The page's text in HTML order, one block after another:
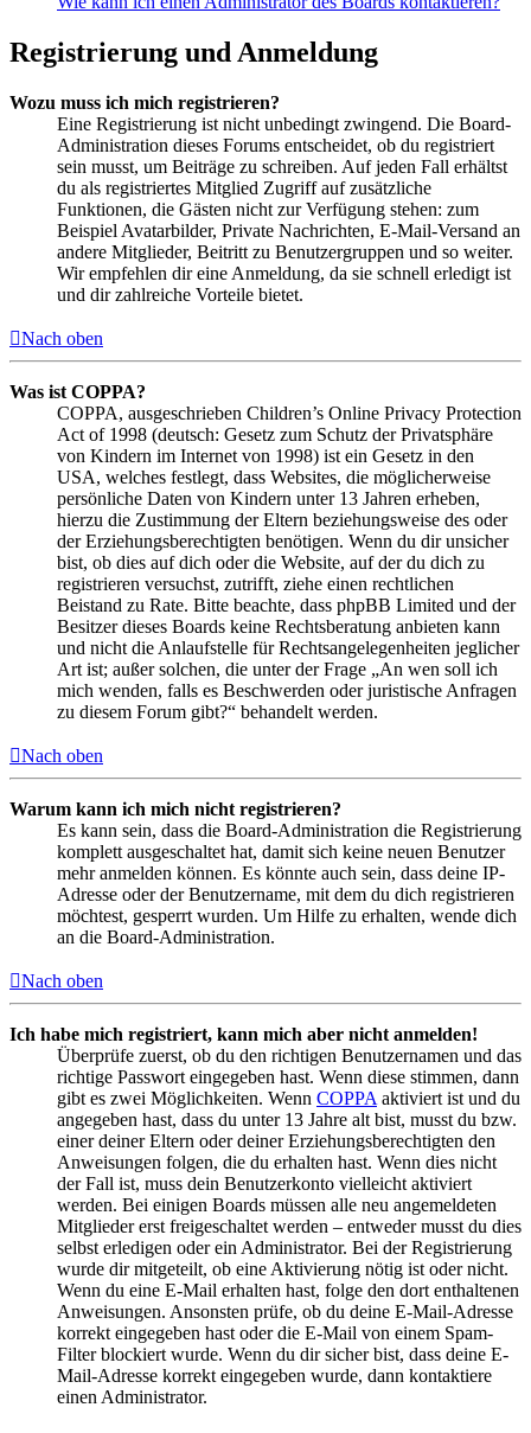
Registrierung und Anmeldung
Wozu muss ich mich registrieren?
Eine Registrierung ist nicht unbedingt zwingend. Die Board-
Administration dieses Forums entscheidet, ob du registriert
sein musst, um Beiträge zu schreiben. Auf jeden Fall erhältst
du als registriertes Mitglied Zugriff auf zusätzliche
Funktionen, die Gästen nicht zur Verfügung stehen: zum
Beispiel Avatarbilder, Private Nachrichten, E-Mail-Versand an
andere Mitglieder, Beitritt zu Benutzergruppen und so weiter.
Wir empfehlen dir eine Anmeldung, da sie schnell erledigt ist
und dir zahlreiche Vorteile bietet.
Nach oben
Was ist COPPA?
COPPA, ausgeschrieben Children’s Online Privacy Protection
Act of 1998 (deutsch: Gesetz zum Schutz der Privatsphäre
von Kindern im Internet von 1998) ist ein Gesetz in den
USA, welches festlegt, dass Websites, die möglicherweise
persönliche Daten von Kindern unter 13 Jahren erheben,
hierzu die Zustimmung der Eltern beziehungsweise des oder
der Erziehungsberechtigten benötigen. Wenn du dir unsicher
bist, ob dies auf dich oder die Website, auf der du dich zu
registrieren versuchst, zutrifft, ziehe einen rechtlichen
Beistand zu Rate. Bitte beachte, dass phpBB Limited und der
Besitzer dieses Boards keine Rechtsberatung anbieten kann
und nicht die Anlaufstelle für Rechtsangelegenheiten jeglicher
Art ist; außer solchen, die unter der Frage „An wen soll ich
mich wenden, falls es Beschwerden oder juristische Anfragen
zu diesem Forum gibt?“ behandelt werden.
Nach oben
Warum kann ich mich nicht registrieren?
Es kann sein, dass die Board-Administration die Registrierung
komplett ausgeschaltet hat, damit sich keine neuen Benutzer
mehr anmelden können. Es könnte auch sein, dass deine IP-
Adresse oder der Benutzername, mit dem du dich registrieren
möchtest, gesperrt wurden. Um Hilfe zu erhalten, wende dich
an die Board-Administration.
Nach oben
Ich habe mich registriert, kann mich aber nicht anmelden!
Überprüfe zuerst, ob du den richtigen Benutzernamen und das
richtige Passwort eingegeben hast. Wenn diese stimmen, dann
gibt es zwei Möglichkeiten. Wenn COPPA aktiviert ist und du
angegeben hast, dass du unter 13 Jahre alt bist, musst du bzw.
einer deiner Eltern oder deiner Erziehungsberechtigten den
Anweisungen folgen, die du erhalten hast. Wenn dies nicht
der Fall ist, muss dein Benutzerkonto vielleicht aktiviert
werden. Bei einigen Boards müssen alle neu angemeldeten
Mitglieder erst freigeschaltet werden – entweder musst du dies
selbst erledigen oder ein Administrator. Bei der Registrierung
wurde dir mitgeteilt, ob eine Aktivierung nötig ist oder nicht.
Wenn du eine E-Mail erhalten hast, folge den dort enthaltenen
Anweisungen. Ansonsten prüfe, ob du deine E-Mail-Adresse
korrekt eingegeben hast oder die E-Mail von einem Spam-
Filter blockiert wurde. Wenn du dir sicher bist, dass deine E-
Mail-Adresse korrekt eingegeben wurde, dann kontaktiere
einen Administrator.